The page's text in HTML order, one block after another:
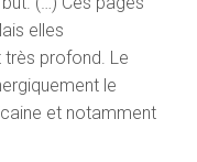
elles
profond. Le
le
et notamment